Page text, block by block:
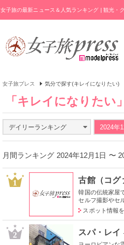
女子旅の最新ニュース＆人気ランキング | 観光・
女子旅プレス 気分で探す(キレイになりたい)
「キレイになりた
デイリーランキング 2024年
月間ランキング 2024年12月1日 〜
1 古館（コグ
韓国の伝統家屋
セルフ撮影やセ
スポット情報
2 スパ・レイ